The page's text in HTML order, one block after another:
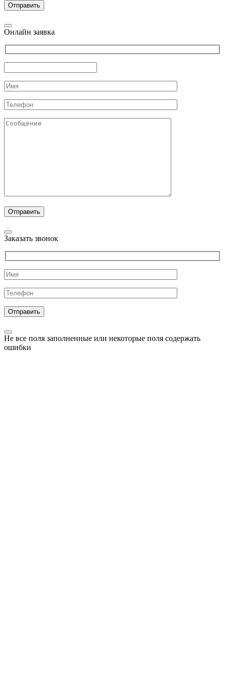
Онлайн заявка
Заказать звонок
Не все поля заполненные или некоторые поля содержать
ошибки